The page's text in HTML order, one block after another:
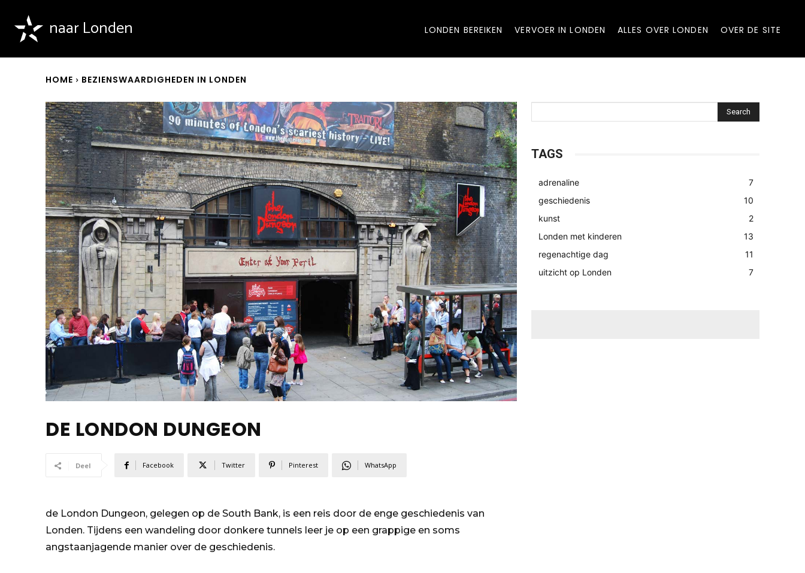
naar Londen LONDEN BEREIKEN VERVOER IN LONDEN ALLES OVER LONDEN OVER DE SITE
HOME BEZIENSWAARDIGHEDEN IN LONDEN
DE LONDON DUNGEON
Deel Facebook Twitter Pinterest WhatsApp
de London Dungeon, gelegen op de South Bank, is een reis door de enge geschiedenis van
Londen. Tijdens een wandeling door donkere tunnels leer je op een grappige en soms
angstaanjagende manier over de geschiedenis.
Search
TAGS
adrenaline
7
geschiedenis
10
kunst
2
Londen met kinderen
13
regenachtige dag
11
uitzicht op Londen
7